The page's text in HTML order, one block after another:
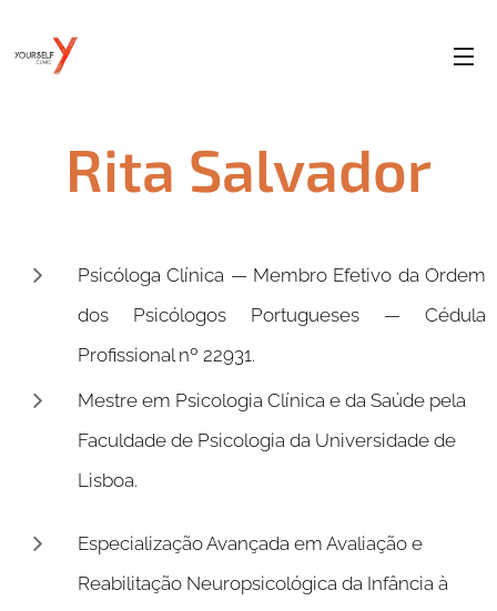
Rita Salvador
Psicóloga Clínica — Membro Efetivo da Ordem
dos Psicólogos Portugueses — Cédula
Profissional nº 22931.
Mestre em Psicologia Clínica e da Saúde pela
Faculdade de Psicologia da Universidade de
Lisboa.
Especialização Avançada em Avaliação e
Reabilitação Neuropsicológica da Infância à